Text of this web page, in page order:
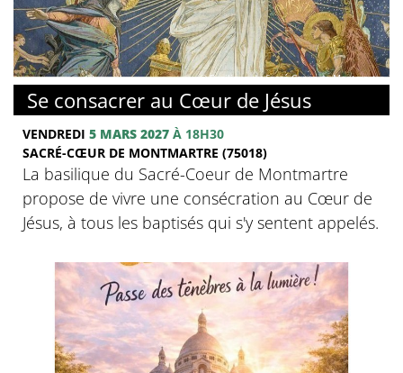
© Basilique du Sacré-Coeur de Montmartre
Se consacrer au Cœur de Jésus
VENDREDI 5 MARS 2027 À 18H30
SACRÉ-CŒUR DE MONTMARTRE (75018)
La basilique du Sacré-Coeur de Montmartre
propose de vivre une consécration au Cœur de
Jésus, à tous les baptisés qui s'y sentent appelés.